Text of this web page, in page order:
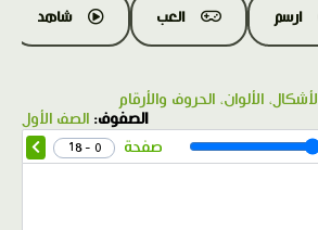
ارسم العب شاهد
الأشكال، الألوان، الحروف والأرقام
الصفوف: الصف الأول
صفحة 0 - 18